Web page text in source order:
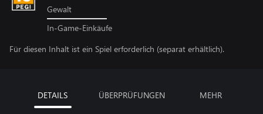
Gewalt
In-Game-Einkäufe
Für diesen Inhalt ist ein Spiel erforderlich (separat erhältlich).
DETAILS ÜBERPRÜFUNGEN MEHR